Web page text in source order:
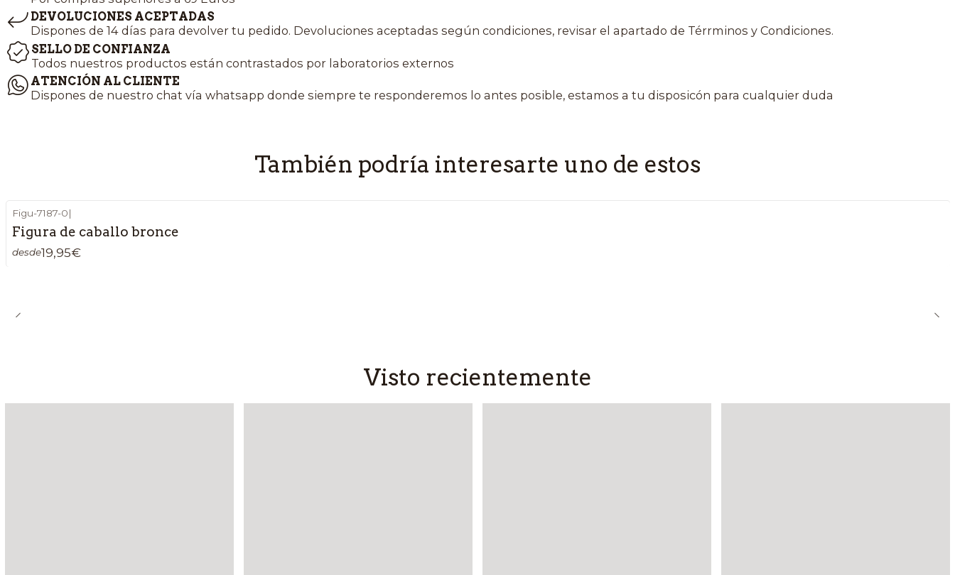
DEVOLUCIONES ACEPTADAS
Dispones de 14 días para devolver tu pedido. Devoluciones aceptadas según condiciones, revisar el apartado de Térrminos y Condiciones.
SELLO DE CONFIANZA
Todos nuestros productos están contrastados por laboratorios externos
ATENCIÓN AL CLIENTE
Dispones de nuestro chat vía whatsapp donde siempre te responderemos lo antes posible, estamos a tu disposicón para cualquier duda
También podría interesarte uno de estos
Figu-7187-0|
Figura de caballo bronce
desde19,95€
Visto recientemente